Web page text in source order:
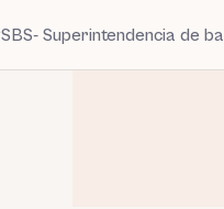
SBS- Superintendencia de